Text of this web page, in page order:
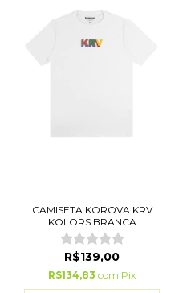
CAMISETA KOROVA KRV
KOLORS BRANCA
R$139,00
R$134,83 com Pix